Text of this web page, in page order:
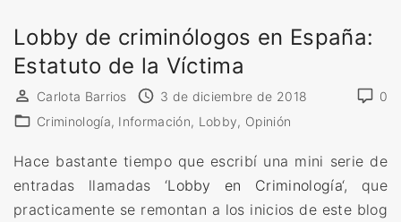
i
s
l
A
Lobby de criminólogos en España:
Estatuto de la Víctima
0
Carlota Barrios
3 de diciembre de 2018
Criminología Información Lobby Opinión
Hace bastante tiempo que escribí una mini serie de
entradas llamadas ‘Lobby en Criminología‘, que
practicamente se remontan a los inicios de este blog